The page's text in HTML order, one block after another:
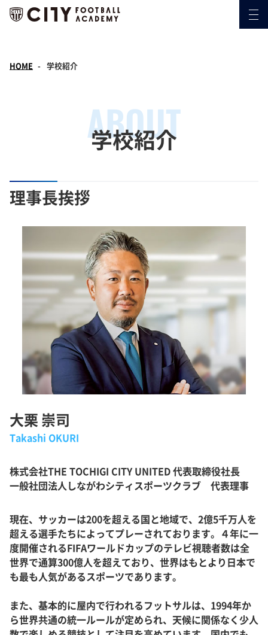
HOME 学校紹介
学校紹介
ABOUT
理事長挨拶
大栗 崇司
Takashi OKURI
株式会社THE TOCHIGI CITY UNITED 代表取締役社長
一般社団法人しながわシティスポーツクラブ 代表理事
現在、サッカーは200を超える国と地域で、2億5千万人を
超える選手たちによってプレーされております。４年に一
度開催されるFIFAワールドカップのテレビ視聴者数は全
世界で通算300億人を超えており、世界はもとより日本で
も最も人気があるスポーツであります。
また、基本的に屋内で行われるフットサルは、1994年か
ら世界共通の統一ルールが定められ、天候に関係なく少人